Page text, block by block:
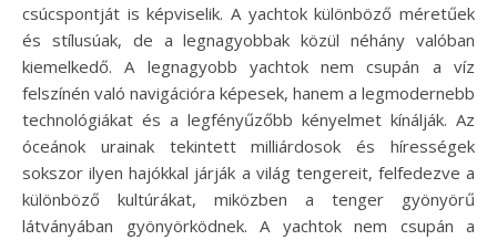
csúcspontját is képviselik. A yachtok különböző méretűek
és stílusúak, de a legnagyobbak közül néhány valóban
kiemelkedő. A legnagyobb yachtok nem csupán a víz
felszínén való navigációra képesek, hanem a legmodernebb
technológiákat és a legfényűzőbb kényelmet kínálják. Az
óceánok urainak tekintett milliárdosok és hírességek
sokszor ilyen hajókkal járják a világ tengereit, felfedezve a
különböző kultúrákat, miközben a tenger gyönyörű
látványában gyönyörködnek. A yachtok nem csupán a